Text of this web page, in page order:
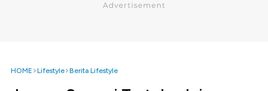
HOME Lifestyle Berita Lifestyle